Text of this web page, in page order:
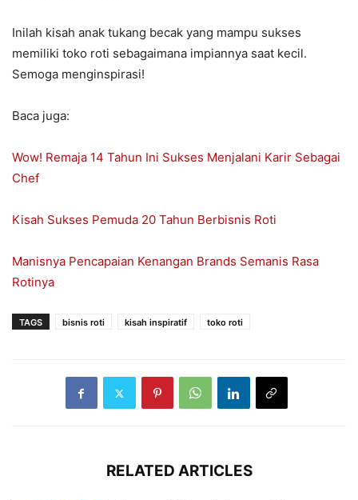
Inilah kisah anak tukang becak yang mampu sukses
memiliki toko roti sebagaimana impiannya saat kecil.
Semoga menginspirasi!
Baca juga:
Wow! Remaja 14 Tahun Ini Sukses Menjalani Karir Sebagai
Chef
Kisah Sukses Pemuda 20 Tahun Berbisnis Roti
Manisnya Pencapaian Kenangan Brands Semanis Rasa
Rotinya
TAGS bisnis roti kisah inspiratif toko roti
RELATED ARTICLES